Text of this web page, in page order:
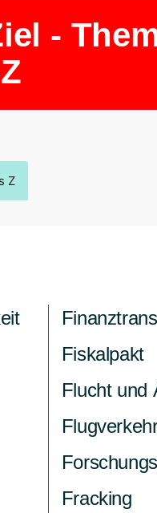
-
Z
Fiskalpakt
Flucht und
Fracking